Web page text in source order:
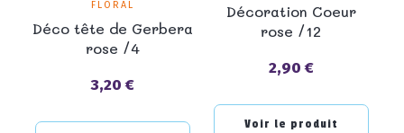
FLORAL
Déco tête de Gerbera
rose /4
Prix
3,20 €
Décoration Coeur
rose /12
Prix
2,90 €
Voir le produit